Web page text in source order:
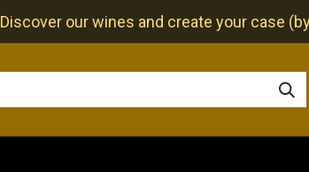
Discover our wines and create your case (by